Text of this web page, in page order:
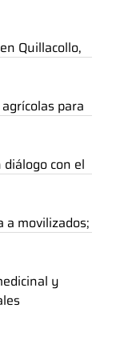
Quillacollo,
para
con el
a movilizados;
y